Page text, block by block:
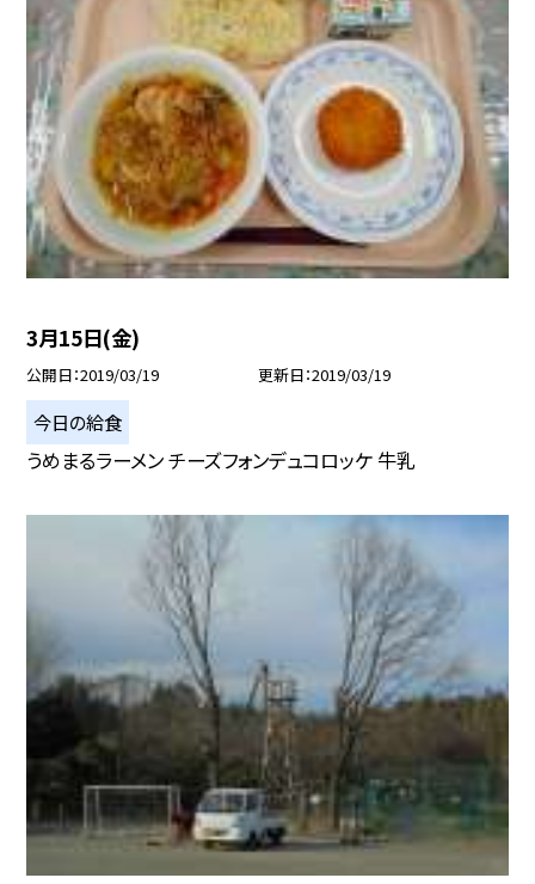
3月15日(金)
公開日 2019/03/19 更新日 2019/03/19
今日の給食
うめまるラーメン チーズフォンデュコロッケ 牛乳